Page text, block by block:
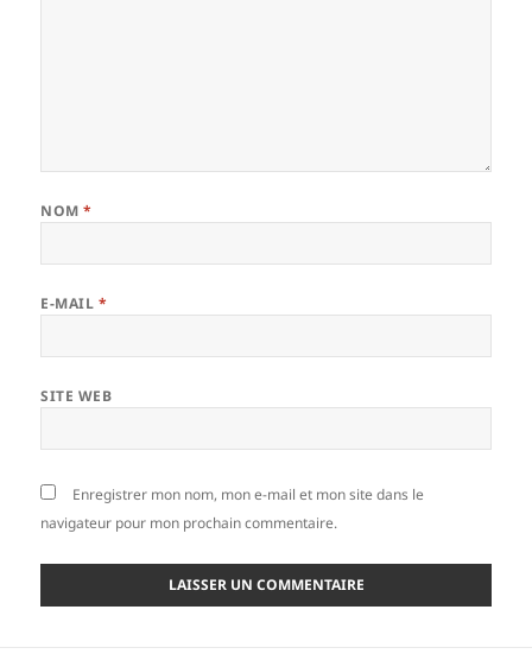
NOM*
E-MAIL *
SITE WEB
Enregistrer mon nom, mon e-mail et mon site dans le
navigateur pour mon prochain commentaire.